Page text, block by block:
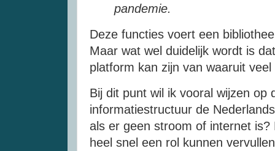
pandemie.
Deze functies voert een
Maar wat wel duidelijk wordt is
platform kan zijn van waaruit
Bij dit punt wil ik vooral wijzen op
informatiestructuur de
als er geen stroom of internet
heel snel een rol kunnen